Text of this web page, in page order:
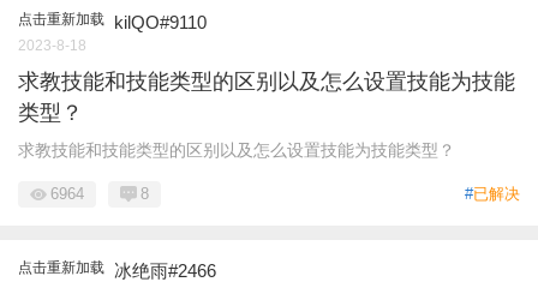
点击重新加载 kilQO#9110
2023-8-18
求教技能和技能类型的区别以及怎么设置技能为技能
类型？
求教技能和技能类型的区别以及怎么设置技能为技能类型？
#已解决
6964 8
点击重新加载 冰绝雨#2466